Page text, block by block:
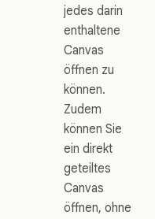
jedes darin
enthaltene
Canvas
öffnen zu
können.
Zudem
können Sie
ein direkt
geteiltes
Canvas
öffnen, ohne